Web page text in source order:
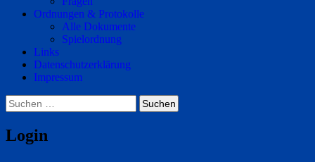
Ordnungen & Protokolle
Alle Dokumente
Spielordnung
Links
Datenschutzerklärung
Impressum
Suchen
nach:
Login